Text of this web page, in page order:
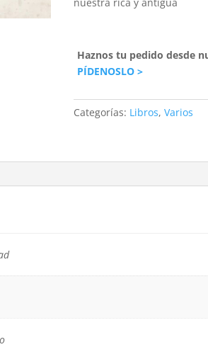
Haznos tu pedido desde
PÍDENOSLO >
Categorías: Libros,Varios